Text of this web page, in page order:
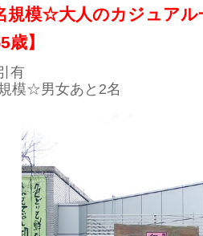
規模☆大人のカジュア
歳】
有
模☆男女あと2名